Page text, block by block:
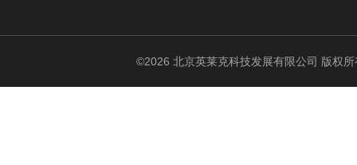
©2026 北京英莱克科技发展有限公司 版